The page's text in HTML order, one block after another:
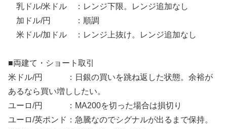
乳ドル/米ドル ：レンジ下限。レンジ追加なし
加ドル/円 ：順調
米ドル/加ドル ：レンジ上抜け。レンジ追加なし
■両建て・ショート取引
米ドル/円 ：日銀の買いを跳ね返した状態。余裕が
あるなら買い増ししたい。
ユーロ/円 ：MA200を切った場合は損切り
ユーロ/英ポンド：急騰なのでシグナルが出るまで保持。